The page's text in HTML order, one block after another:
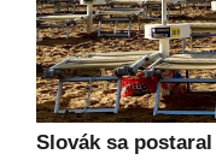
Slovák sa